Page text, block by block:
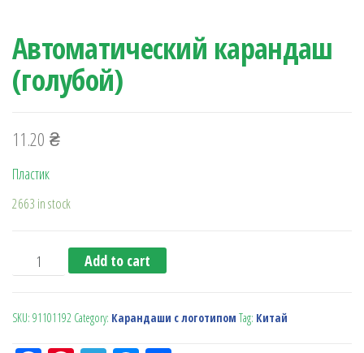
Автоматический карандаш
(голубой)
11.20 ₴
Пластик
2663 in stock
Автоматический карандаш (голубой) quantity
Add to cart
SKU: 91101192 Category: Карандаши с логотипом Tag: Китай